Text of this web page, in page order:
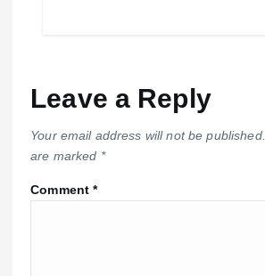
Leave a Reply
Your email address will not be published.
are marked *
Comment*